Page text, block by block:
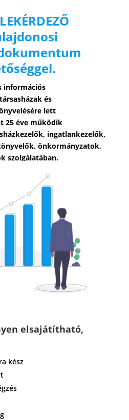
információs
és
lett
25 éve működik
ingatlankezelők,
önkormányzatok,
szolgálatában.
elsajátítható,
kész